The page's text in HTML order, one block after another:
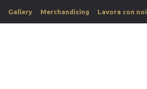
Gallery Merchandising Lavora con noi